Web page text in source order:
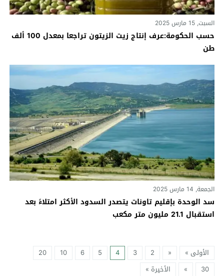
السبت, 15 مارس 2025
حسب الحكومة:عرف إنتاج زيت الزيتون تراجعا بمعدل 100 ألف
طن
الجمعة, 14 مارس 2025
سد الوحدة بإقليم تاونات يتصدر السدود الأكثر امتلاءً بعد
استقبال 21.1 مليون متر مكعب
الأولى » «
2
3
4
5
6
10
20
30
» الأخيرة »